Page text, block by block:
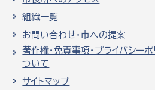
組織一覧
お問い合わせ・市への提案
著作権・免責事項・プライバシーポ
ついて
サイトマップ